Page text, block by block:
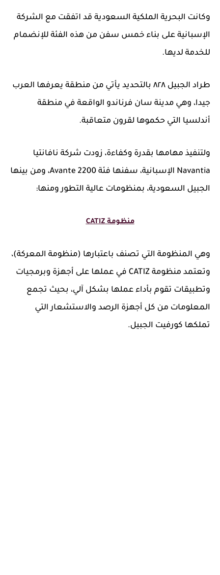
وكانت البحرية الملكية السعودية قد اتفقت مع الشركة
الإسبانية على بناء خمس سفن من هذه الفئة للإنضمام
للخدمة لديها.
طراد الجبيل ٨٢٨ بالتحديد يأتي من منطقة يعرفها العرب
جيدا، وهي مدينة سان فرناندو الواقعة في منطقة
أندلسيا التي حكموها لقرون متعاقبة.
ولتنفيذ مهامها بقدرة وكفاءة، زودت شركة نافانتيا
Navantia الإسبانية، سفنها فئة Avante 2200، ومن بينها
الجبيل السعودية، بمنظومات عالية التطور ومنها:
منظومةCATIZ
وهي المنظومة التي تصنف باعتبارها (منظومة المعركة)،
وتعتمد منظومة CATIZ في عملها على أجهزة وبرمجيات
وتطبيقات تقوم بأداء عملها بشكل آلي، بحيث تجمع
المعلومات من كل أجهزة الرصد والاستشعار التي
تملكها كورفيت الجبيل.